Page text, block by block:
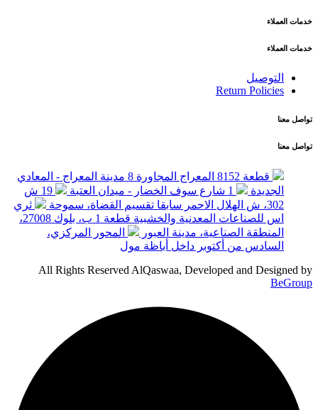
خدمات العملاء
خدمات العملاء
التوصيل
Return Policies
تواصل معنا
تواصل معنا
قطعة 8152 المعراج المجاورة 8 مدينة المعراج - المعادي
الجديدة
19 ش
302، ش الهلال الاحمر سابقا تقسيم القضاة، سموحة
ثري
اس للصناعات المعدنية والخشبية قطعة 1 ب، بلوك 27008،
المنطقة الصناعية، مدينة العبور
المحور المركزي،
السادس من أكتوبر داخل أباظة مول
All Rights Reserved AlQaswaa, Developed and Designed by
BeGroup